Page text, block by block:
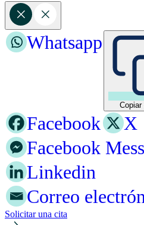
Copiar
Whatsapp
Facebook
X
Facebook
Linkedin
Correo
Solicitar una cita